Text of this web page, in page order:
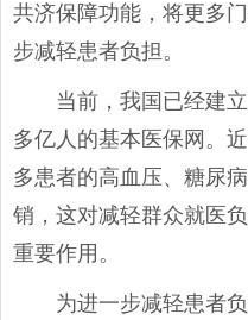
共济保障功能，将更多
步减轻患者负担。
当前，我国已经建
多亿人的基本医保网。
多患者的高血压、糖尿
销，这对减轻群众就医
重要作用。
为进一步减轻患者